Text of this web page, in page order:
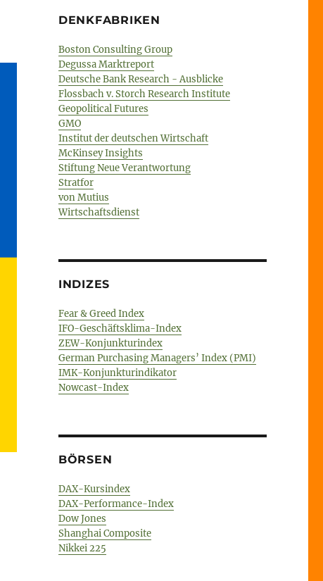
DENKFABRIKEN
Boston Consulting Group
Degussa Marktreport
Deutsche Bank Research - Ausblicke
Flossbach v. Storch Research Institute
Geopolitical Futures
GMO
Institut der deutschen Wirtschaft
McKinsey Insights
Stiftung Neue Verantwortung
Stratfor
von Mutius
Wirtschaftsdienst
INDIZES
Fear & Greed Index
IFO-Geschäftsklima-Index
ZEW-Konjunkturindex
German Purchasing Managers’ Index (PMI)
IMK-Konjunkturindikator
Nowcast-Index
BÖRSEN
DAX-Kursindex
DAX-Performance-Index
Dow Jones
Shanghai Composite
Nikkei 225